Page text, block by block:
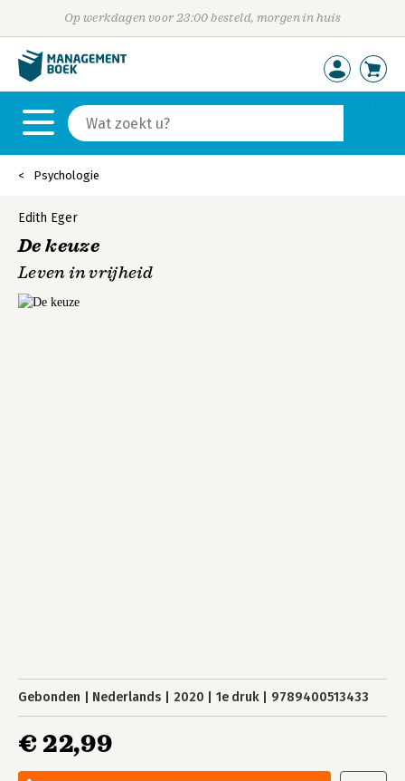
Op werkdagen voor 23:00 besteld, morgen in huis
Psychologie
Edith Eger
De keuze
Leven in vrijheid
Gebonden Nederlands 2020 1e druk 9789400513433
€ 22,99